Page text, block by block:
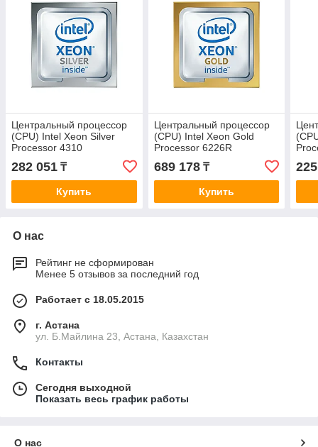
Центральный процессор
(CPU) Intel Xeon Silver
Processor 4310
282 051 ₸
Купить
Центральный процессор
(CPU) Intel Xeon Gold
Processor 6226R
689 178₸
Купить
О нас
Рейтинг не сформирован
Менее 5 отзывов за последний год
Работает с 18.05.2015
г. Астана
ул. Б.Майлина 23, Астана, Казахстан
Контакты
Сегодня выходной
Показать весь график работы
О нас